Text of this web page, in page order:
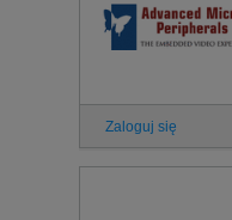
Zaloguj się